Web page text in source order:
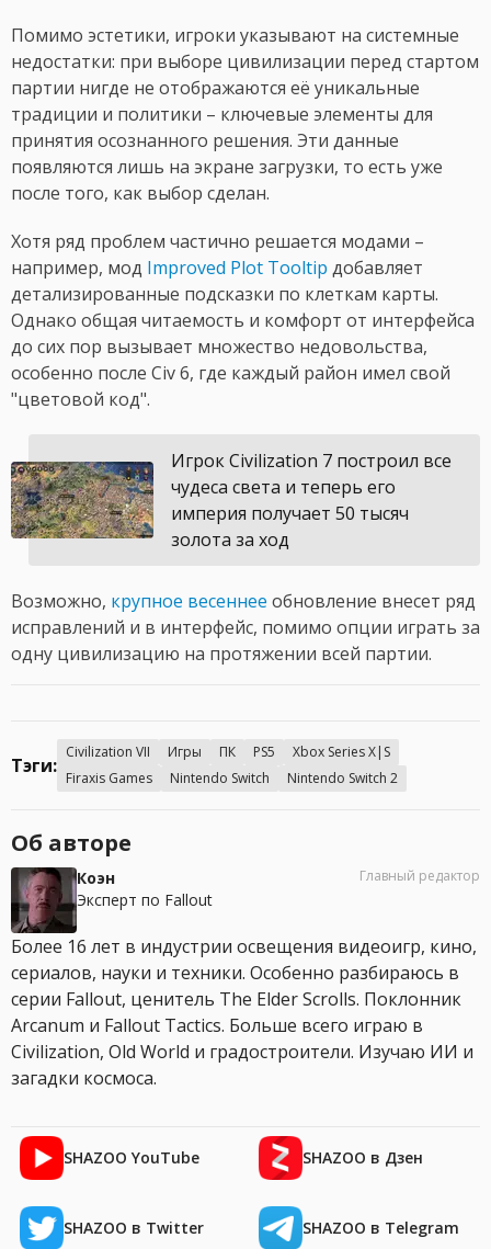
Помимо эстетики, игроки указывают на системные
недостатки: при выборе цивилизации перед стартом
партии нигде не отображаются её уникальные
традиции и политики – ключевые элементы для
принятия осознанного решения. Эти данные
появляются лишь на экране загрузки, то есть уже
после того, как выбор сделан.
Хотя ряд проблем частично решается модами –
например, мод Improved Plot Tooltip добавляет
детализированные подсказки по клеткам карты.
Однако общая читаемость и комфорт от интерфейса
до сих пор вызывает множество недовольства,
особенно после Civ 6, где каждый район имел свой
"цветовой код".
Игрок Civilization 7 построил все
чудеса света и теперь его
империя получает 50 тысяч
золота за ход
Возможно, крупное весеннее обновление внесет ряд
исправлений и в интерфейс, помимо опции играть за
одну цивилизацию на протяжении всей партии.
Тэги:
Civilization VII Игры ПК PS5
Xbox Series X|S
Firaxis Games
Nintendo Switch Nintendo Switch 2
Об авторе
Коэн
Эксперт по Fallout
Главный редактор
Более 16 лет в индустрии освещения видеоигр, кино,
сериалов, науки и техники. Особенно разбираюсь в
серии Fallout, ценитель The Elder Scrolls. Поклонник
Arcanum и Fallout Tactics. Больше всего играю в
Civilization, Old World и градостроители. Изучаю ИИ и
загадки космоса.
SHAZOO YouTube SHAZOO в Дзен
SHAZOO в Twitter SHAZOO в Telegram